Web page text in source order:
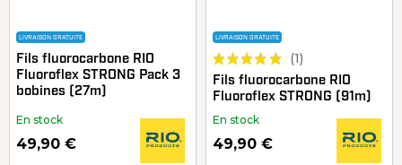
LIVRAISON GRATUITE
Fils fluorocarbone RIO
Fluoroflex STRONG Pack 3
bobines (27m)
En stock
49,90 €
LIVRAISON GRATUITE
(1)
Fils fluorocarbone RIO
Fluoroflex STRONG (91m)
En stock
49,90 €